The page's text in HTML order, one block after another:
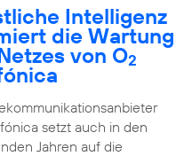
Intelligenz
die Wartung
von O2
setzt auch in den
Jahren auf die